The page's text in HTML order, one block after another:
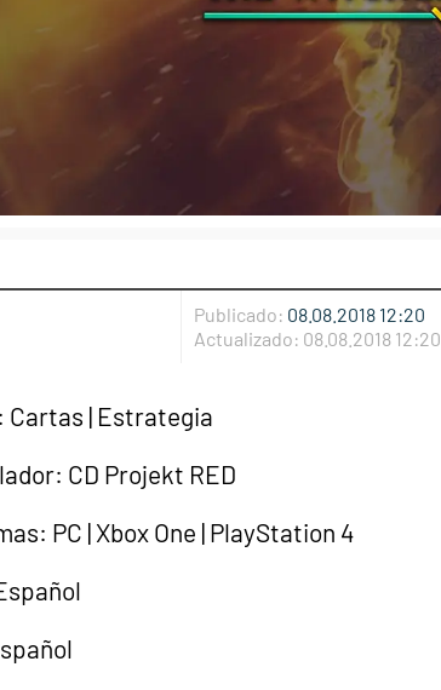
Publicado: 08.08.2018 12:20
Actualizado: 08.08.2018 12:20
Cartas | Estrategia
CD Projekt RED
PC | Xbox One | PlayStation 4